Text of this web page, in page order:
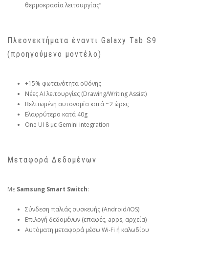
θερμοκρασία λειτουργίας”
Πλεονεκτήματα έναντι Galaxy Tab S9
(προηγούμενο μοντέλο)
+15% φωτεινότητα οθόνης
Νέες AI λειτουργίες (Drawing/Writing Assist)
Βελτιωμένη αυτονομία κατά ~2 ώρες
Ελαφρύτερο κατά 40g
One UI 8 με Gemini integration
Μεταφορά Δεδομένων
Με Samsung Smart Switch:
Σύνδεση παλιάς συσκευής (Android/iOS)
Επιλογή δεδομένων (επαφές, apps, αρχεία)
Αυτόματη μεταφορά μέσω Wi-Fi ή καλωδίου